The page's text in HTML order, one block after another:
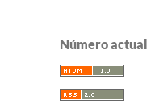
Número actual